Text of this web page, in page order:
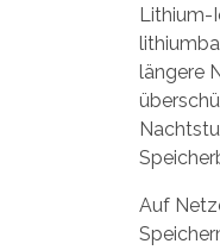
Lithium-
längere
Auf